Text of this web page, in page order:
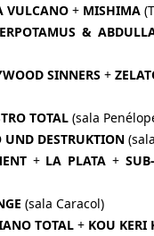
VULCANO + MISHIMA
&
SINNERS +
TOTAL (sala
UND DESTRUKTION
+ LA PLATA +
(sala Caracol)
TOTAL + KOU KERI